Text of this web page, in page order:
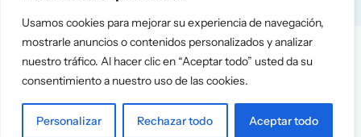
Usamos cookies para mejorar su experiencia de navegación,
mostrarle anuncios o contenidos personalizados y analizar
nuestro tráfico. Al hacer clic en “Aceptar todo” usted da su
consentimiento a nuestro uso de las cookies.
Personalizar Rechazar todo Aceptar todo